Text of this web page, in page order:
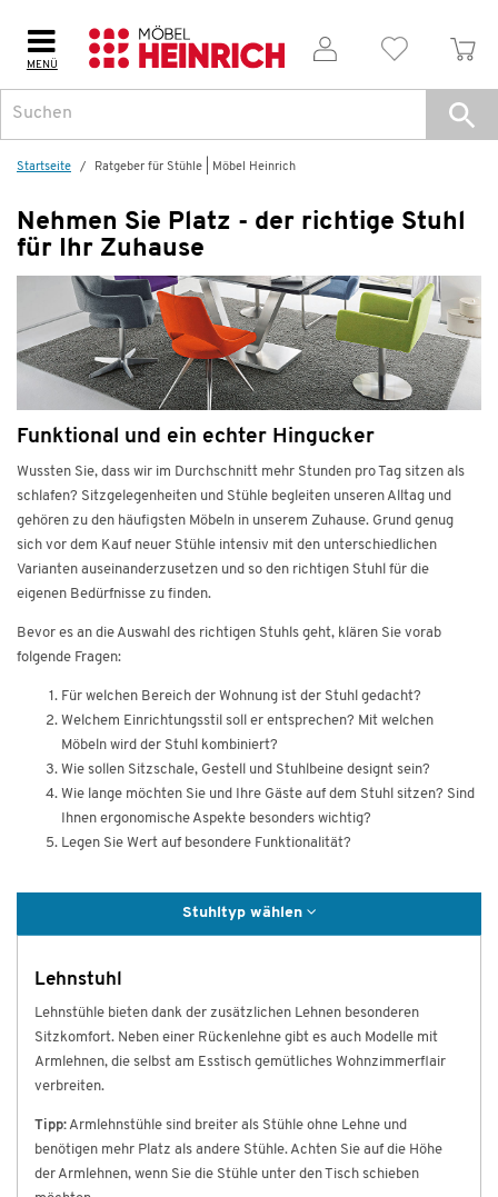
MENÜ
Startseite Ratgeber für Stühle | Möbel Heinrich
Nehmen Sie Platz - der richtige Stuhl
für Ihr Zuhause
Funktional und ein echter Hingucker
Wussten Sie, dass wir im Durchschnitt mehr Stunden pro Tag sitzen als
schlafen? Sitzgelegenheiten und Stühle begleiten unseren Alltag und
gehören zu den häufigsten Möbeln in unserem Zuhause. Grund genug
sich vor dem Kauf neuer Stühle intensiv mit den unterschiedlichen
Varianten auseinanderzusetzen und so den richtigen Stuhl für die
eigenen Bedürfnisse zu finden.
Bevor es an die Auswahl des richtigen Stuhls geht, klären Sie vorab
folgende Fragen:
Für welchen Bereich der Wohnung ist der Stuhl gedacht?
Welchem Einrichtungsstil soll er entsprechen? Mit welchen
Möbeln wird der Stuhl kombiniert?
Wie sollen Sitzschale, Gestell und Stuhlbeine designt sein?
Wie lange möchten Sie und Ihre Gäste auf dem Stuhl sitzen? Sind
Ihnen ergonomische Aspekte besonders wichtig?
Legen Sie Wert auf besondere Funktionalität?
Stuhltyp wählen
Lehnstuhl
Lehnstühle bieten dank der zusätzlichen Lehnen besonderen
Sitzkomfort. Neben einer Rückenlehne gibt es auch Modelle mit
Armlehnen, die selbst am Esstisch gemütliches Wohnzimmerflair
verbreiten.
Tipp:Armlehnstühle sind breiter als Stühle ohne Lehne und
benötigen mehr Platz als andere Stühle. Achten Sie auf die Höhe
der Armlehnen, wenn Sie die Stühle unter den Tisch schieben